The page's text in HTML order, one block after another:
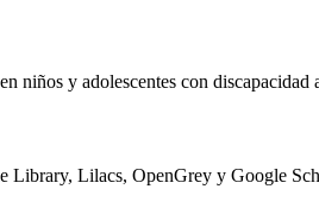
niños y adolescentes con discapacidad
Library, Lilacs, OpenGrey y Google